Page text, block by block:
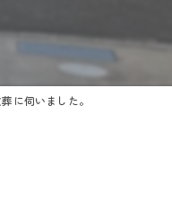
に伺いました。